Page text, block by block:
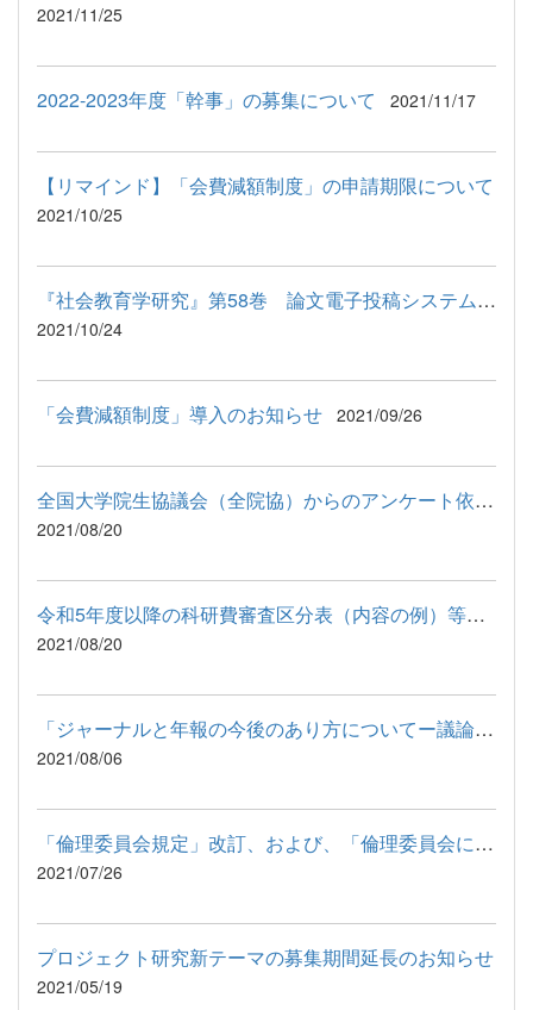
2021/11/25
2022-2023年度「幹事」の募集について 2021/11/17
【リマインド】「会費減額制度」の申請期限について
2021/10/25
『社会教育学研究』第58巻 論文電子投稿システム稼働のお知らせ
2021/10/24
「会費減額制度」導入のお知らせ 2021/09/26
全国大学院生協議会（全院協）からのアンケート依頼について
2021/08/20
令和5年度以降の科研費審査区分表（内容の例）等に関する意見募集...
2021/08/20
「ジャーナルと年報の今後のあり方についてー議論のまとめ（最終...
2021/08/06
「倫理委員会規定」改訂、および、「倫理委員会に関する細則」策...
2021/07/26
プロジェクト研究新テーマの募集期間延長のお知らせ
2021/05/19